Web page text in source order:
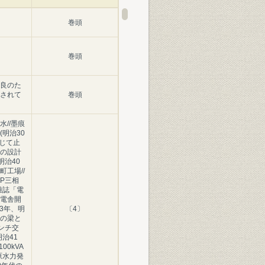
巻頭
巻頭
のた
れて
巻頭
//墨痕
明治30
て止
設計
治40
工場//
三相
誌「電
舎開
年、明
梁と
チ交
治41
水力発
〔4〕